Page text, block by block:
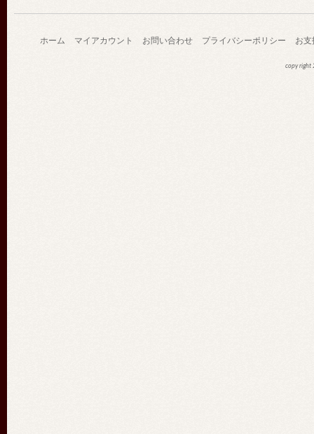
ホーム マイアカウント お問い合わせ プライバシーポリシー お支
copy right